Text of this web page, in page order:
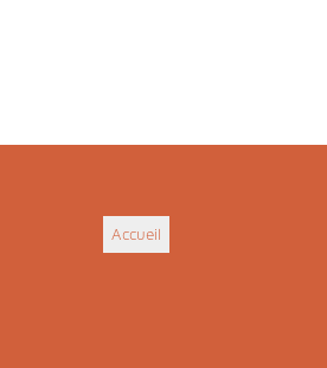
Accueil